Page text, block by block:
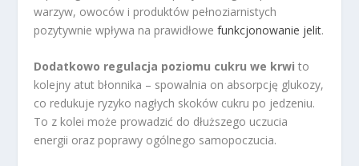
warzyw, owoców i produktów pełnoziarnistych
pozytywnie wpływa na prawidłowefunkcjonowanie jelit.
Dodatkowo regulacja poziomu cukru we krwi to
kolejny atut błonnika – spowalnia on absorpcję glukozy,
co redukuje ryzyko nagłych skoków cukru po jedzeniu.
To z kolei może prowadzić do dłuższego uczucia
energii oraz poprawy ogólnego samopoczucia.